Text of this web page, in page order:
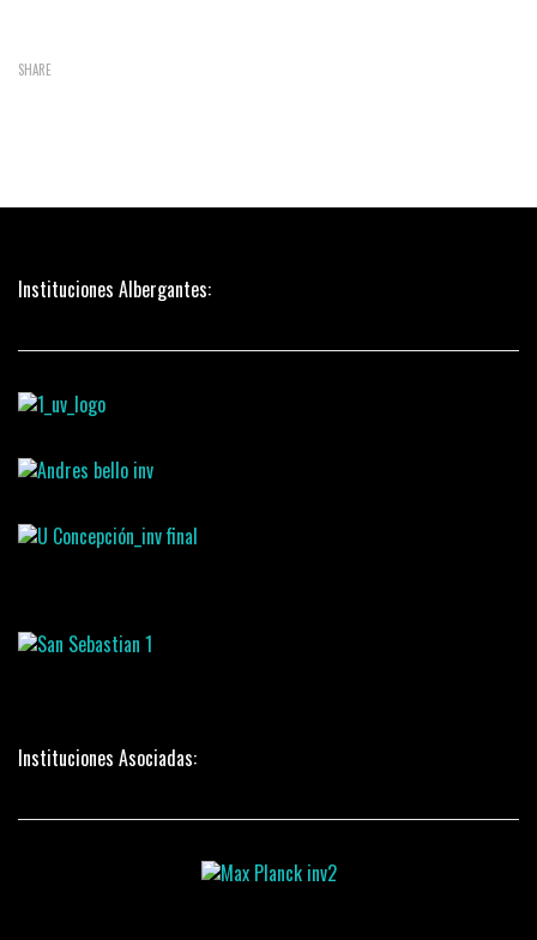
SHARE
Instituciones Albergantes:
Instituciones Asociadas: